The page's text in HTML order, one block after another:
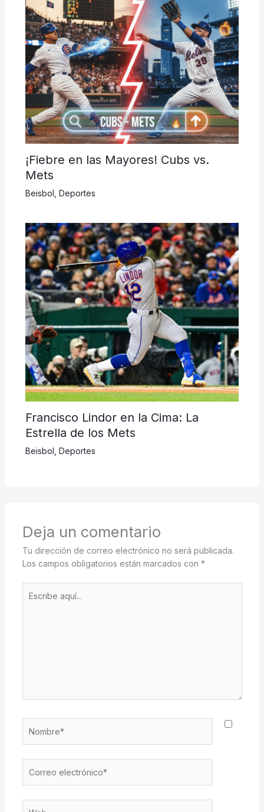
¡Fiebre en las Mayores! Cubs vs.
Mets
Beisbol Deportes
Francisco Lindor en la Cima: La
Estrella de los Mets
Beisbol Deportes
Deja un comentario
Tu dirección de correo electrónico no será publicada.
Los campos obligatorios están marcados con *
aquí...
electrónico*